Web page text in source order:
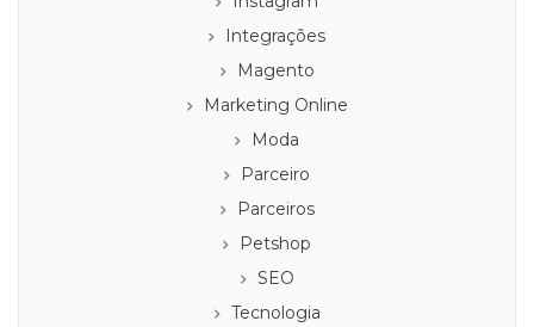
Integrações
Magento
Marketing Online
Moda
Parceiro
Parceiros
Petshop
SEO
Tecnologia